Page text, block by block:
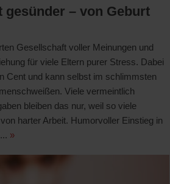
gesünder – von Geburt
Gesellschaft voller Meinungen und
für viele Eltern purer Stress. Dabei
Cent und kann selbst im schlimmsten
Viele vermeintlich
bleiben das nur, weil so viele
harter Arbeit. Humorvoller Einstieg in
»